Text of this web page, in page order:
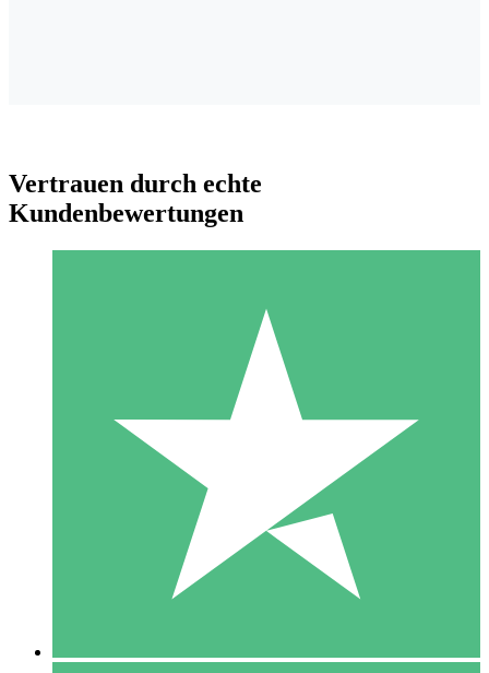
Individuelle Credit-Pakete
Zahlen Sie nach Bedarf mit Download-Credits. Keine
monatliche Verpflichtung erforderlich.
10 00
Vertrauen durch echte
Kundenbewertungen